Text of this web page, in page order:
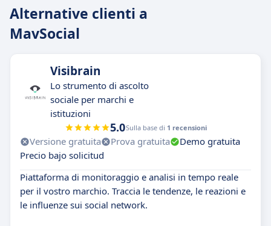
Alternative clienti a
MavSocial
Visibrain
Lo strumento di ascolto
sociale per marchi e
istituzioni
5.0Sulla base di 1 recensioni
Versione gratuita Prova gratuita
Demo gratuita
Precio bajo solicitud
Piattaforma di monitoraggio e analisi in tempo reale
per il vostro marchio. Traccia le tendenze, le reazioni e
le influenze sui social network.